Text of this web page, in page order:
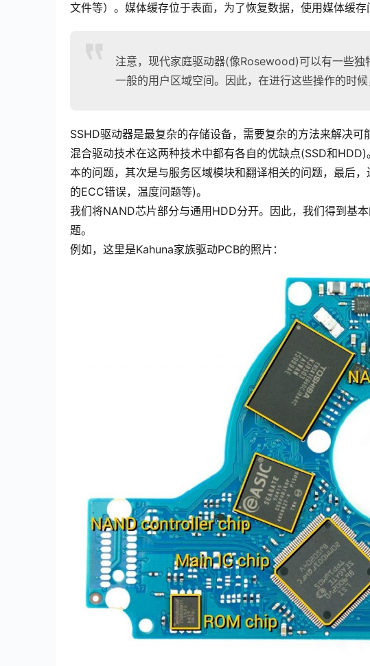
文件等）。媒体缓存位于表面，为了恢复数据，使用媒体缓
注意，现代家庭驱动器(像Rosewood)可以有一些
一般的用户区域空间。因此，在进行这些操作的时
SSHD驱动器是最复杂的存储设备，需要复杂的方法来解决可
混合驱动技术在这两种技术中都有各自的优缺点(SSD和
本的问题，其次是与服务区域模块和翻译相关的问题，最后
的ECC错误，温度问题等)。
我们将NAND芯片部分与通用HDD分开。因此，我们得到基
题。
例如，这里是Kahuna家族驱动PCB的照片：